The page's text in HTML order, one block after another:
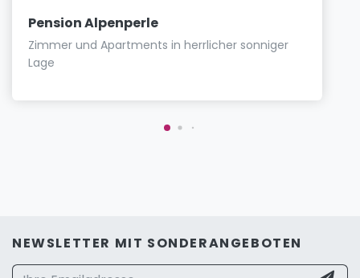
Pension Alpenperle
Zimmer und Apartments in herrlicher sonniger
Lage
NEWSLETTER MIT SONDERANGEBOTEN